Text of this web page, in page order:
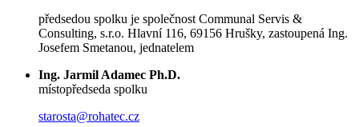
předsedou spolku je společnost Communal Servis &
Consulting, s.r.o. Hlavní 116, 69156 Hrušky, zastoupená Ing.
Josefem Smetanou, jednatelem
Ing. Jarmil Adamec Ph.D.
místopředseda spolku
starosta@rohatec.cz